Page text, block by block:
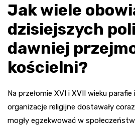
Jak wiele
dzisiejszych
dawniej
kościelni?
Na przełomie XVI i XVII wieku
organizacje religijne dostawały
mogły egzekwować w